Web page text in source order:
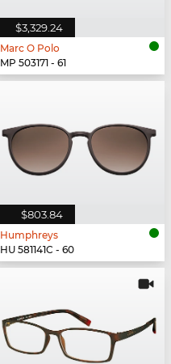
$3,329.24
Marc O Polo
MP 503171 - 61
$803.84
Humphreys
HU 581141C - 60